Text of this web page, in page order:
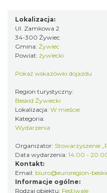
Brenna
18.93 km
Festiwal Zderzenia
Granda 2026
Brenna
18.93 km
Lokalizacja:
Ul. Zamkowa 2
34-300 Żywiec
Gmina: Żywiec
Powiat: żywiecki
Pokaż wskazówki dojazdu
Region turystyczny:
Beskid Żywiecki
Lokalizacja: W mieście
Kategoria:
Wydarzenia
Organizator: Stowarzyszenie
Data wydarzenia: 14:00 -
Kontakt:
Email: biuro@euroregion-
Informacje ogólne:
Rodzaj obiektu: Festiwale